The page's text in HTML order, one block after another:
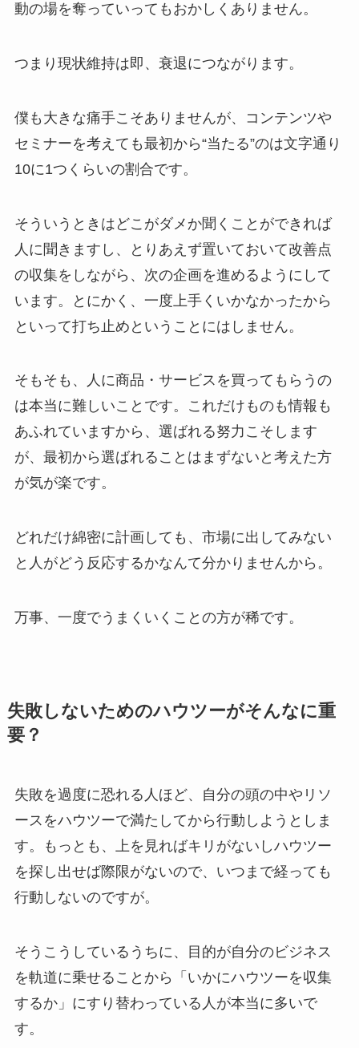
動の場を奪っていってもおかしくありません。
つまり現状維持は即、衰退につながります。
僕も大きな痛手こそありませんが、コンテンツや
セミナーを考えても最初から“当たる”のは文字通り
10に1つくらいの割合です。
そういうときはどこがダメか聞くことができれば
人に聞きますし、とりあえず置いておいて改善点
の収集をしながら、次の企画を進めるようにして
います。とにかく、一度上手くいかなかったから
といって打ち止めということにはしません。
そもそも、人に商品・サービスを買ってもらうの
は本当に難しいことです。これだけものも情報も
あふれていますから、選ばれる努力こそします
が、最初から選ばれることはまずないと考えた方
が気が楽です。
どれだけ綿密に計画しても、市場に出してみない
と人がどう反応するかなんて分かりませんから。
万事、一度でうまくいくことの方が稀です。
失敗しないためのハウツーがそんなに重
要？
失敗を過度に恐れる人ほど、自分の頭の中やリソ
ースをハウツーで満たしてから行動しようとしま
す。もっとも、上を見ればキリがないしハウツー
を探し出せば際限がないので、いつまで経っても
行動しないのですが。
そうこうしているうちに、目的が自分のビジネス
を軌道に乗せることから「いかにハウツーを収集
するか」にすり替わっている人が本当に多いで
す。